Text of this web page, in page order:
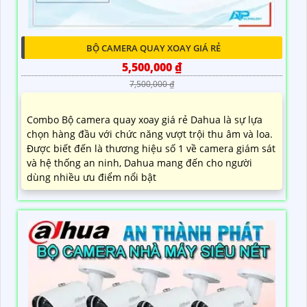
BỘ CAMERA QUAY XOAY GIÁ RẺ
5,500,000 ₫
7,500,000 ₫
Combo Bộ camera quay xoay giá rẻ Dahua là sự lựa
chọn hàng đầu với chức năng vượt trội thu âm và loa.
Được biết đến là thương hiệu số 1 về camera giám sát
và hệ thống an ninh, Dahua mang đến cho người
dùng nhiều ưu điểm nổi bật